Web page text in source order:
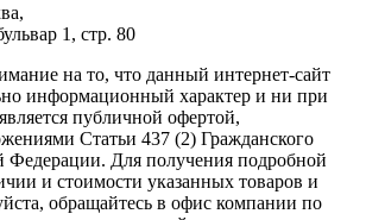
1, стр. 80
на то, что данный интернет-сайт
информационный характер и ни при
публичной офертой,
Статьи 437 (2) Гражданского
Федерации. Для получения подробной
и стоимости указанных товаров и
обращайтесь в офис компании по